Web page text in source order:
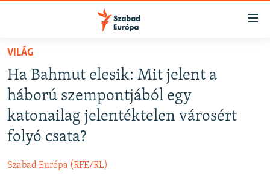
Akadálymentes
Ugrás
fő
oldalra
Ugrás
tartalomjegyzékre
NAPIRENDEN
AKTUÁLIS
PODCASTOK
VIDEÓK
VILÁG
Ha Bahmut elesik: Mit jelent a
háború szempontjából egy
katonailag jelentéktelen városért
folyó csata?
Szabad Európa (RFE/RL)
FELIRATKOZÁS